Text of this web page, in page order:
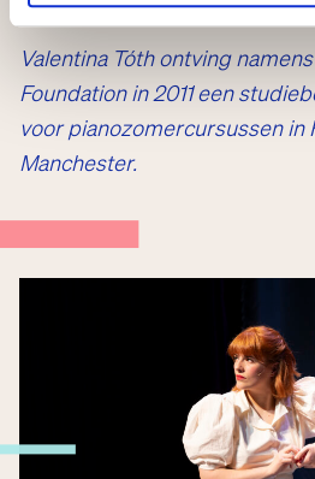
Valentina Tóth ontving
Foundation in 2011 een
voor pianozomercursussen in
Manchester.
next?